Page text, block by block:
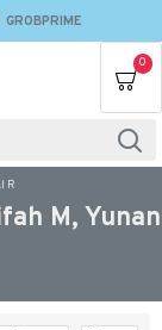
GROBPRIME
0
R
M, Yunan